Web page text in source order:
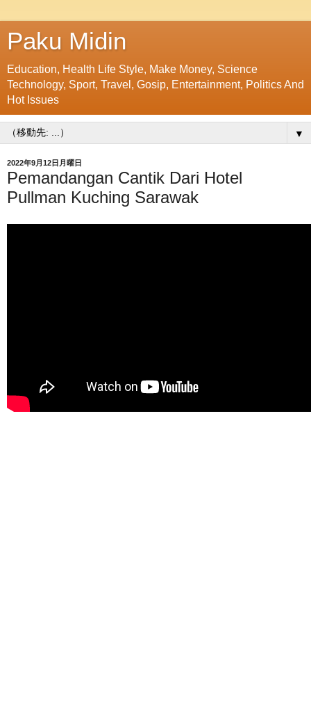
Paku Midin
Education, Health Life Style, Make Money, Science
Technology, Sport, Travel, Gosip, Entertainment, Politics And
Hot Issues
▼
2022年9月12日月曜日
Pemandangan Cantik Dari Hotel
Pullman Kuching Sarawak